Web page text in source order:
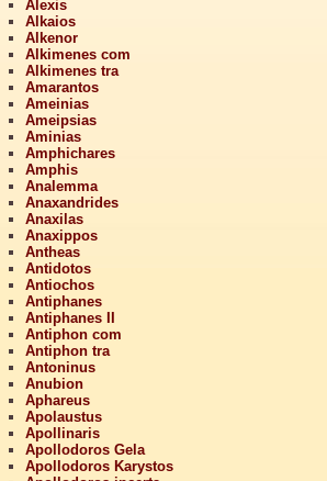
Alexis
Alkaios
Alkenor
Alkimenes com
Alkimenes tra
Amarantos
Ameinias
Ameipsias
Aminias
Amphichares
Amphis
Analemma
Anaxandrides
Anaxilas
Anaxippos
Antheas
Antidotos
Antiochos
Antiphanes
Antiphanes II
Antiphon com
Antiphon tra
Antoninus
Anubion
Aphareus
Apolaustus
Apollinaris
Apollodoros Gela
Apollodoros Karystos